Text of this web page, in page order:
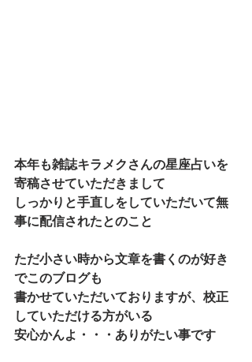
本年も雑誌キラメクさんの星座占いを
寄稿させていただきまして
しっかりと手直しをしていただいて無
事に配信されたとのこと
ただ小さい時から文章を書くのが好き
でこのブログも
書かせていただいておりますが、校正
していただける方がいる
安心かんよ・・・ありがたい事です